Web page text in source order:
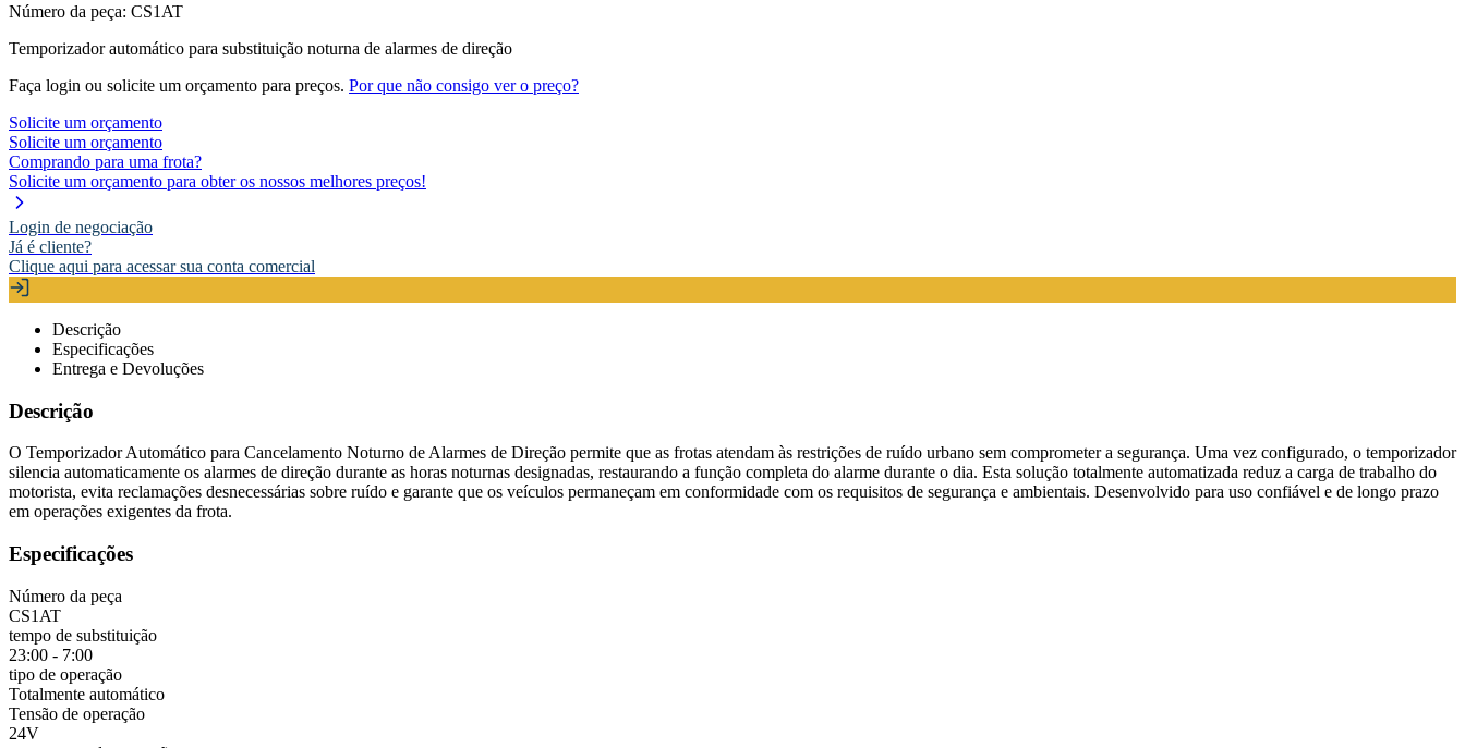
Número da peça: CS1AT
Temporizador automático para substituição noturna de alarmes de direção
Faça login ou solicite um orçamento para preços. Por que não consigo ver o preço?
Solicite um orçamento
Solicite um orçamento
Comprando para uma frota?
Solicite um orçamento para obter os nossos melhores preços!
Login de negociação
Já é cliente?
Clique aqui para acessar sua conta comercial
Descrição
Especificações
Entrega e Devoluções
Descrição
O Temporizador Automático para Cancelamento Noturno de Alarmes de Direção permite que as frotas atendam às restrições de ruído urbano sem comprometer a segurança. Uma vez configurado, o temporizador
silencia automaticamente os alarmes de direção durante as horas noturnas designadas, restaurando a função completa do alarme durante o dia. Esta solução totalmente automatizada reduz a carga de trabalho do
motorista, evita reclamações desnecessárias sobre ruído e garante que os veículos permaneçam em conformidade com os requisitos de segurança e ambientais. Desenvolvido para uso confiável e de longo prazo
em operações exigentes da frota.
Especificações
Número da peça
CS1AT
tempo de substituição
23:00 - 7:00
tipo de operação
Totalmente automático
Tensão de operação
24V